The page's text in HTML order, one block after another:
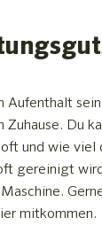
Aufenthalt
Du
und wie viel
gereinigt
mitkommen.